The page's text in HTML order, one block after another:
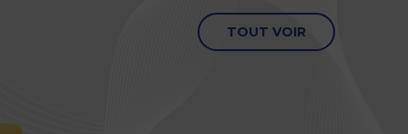
TOUT VOIR